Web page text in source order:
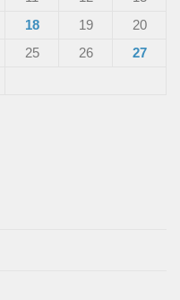
18 19
20
25 26
27